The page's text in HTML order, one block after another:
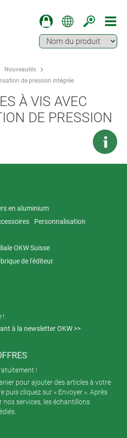
Nouveautés
de pression intégrée
À VIS AVEC
DE PRESSION
en aluminium
Personnalisation
OKW Suisse
de l'éditeur
!
à la newsletter OKW >>
!
pour ajouter des articles à votre
puis cliquez sur « Envoyer ». Après
services, les échantillons